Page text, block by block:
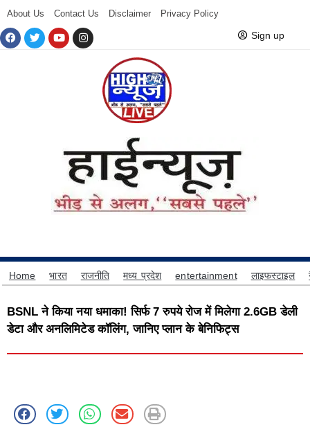
About Us Contact Us Disclaimer Privacy Policy
Sign up
Home भारत राजनीति मध्य प्रदेश entertainment लाइफस्टाइल
BSNL ने किया नया धमाका! सिर्फ 7 रुपये रोज में मिलेगा 2.6GB डेली
डेटा और अनलिमिटेड कॉलिंग, जानिए प्लान के बेनिफिट्स